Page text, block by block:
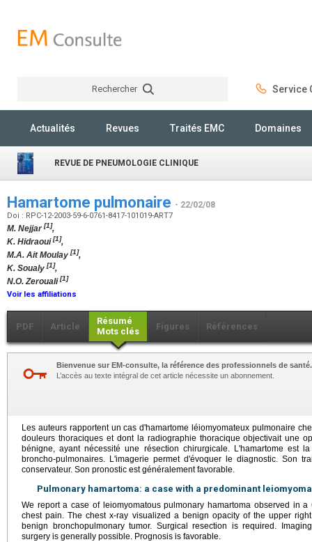
Rechercher Service
Actualités Revues Traités EMC Domaines
REVUE DE PNEUMOLOGIE CLINIQUE
Hamartome pulmonaire - 22/02/08
Doi : RPC-12-2003-59-6-0761-8417-101019-ART7
M. Nejjar[1],
K. Hidraoui[1],
M.A. Ait Moulay [1],
K. Soualy [1],
N.O. Zerouali[1]
Voir les affiliations
PDF Article
Résumé
Mots clés
Figures Références
Bienvenue sur EM-consulte, la référence des professionnels de santé.
L’accès au texte intégral de cet article nécessite un abonnement.
Les auteurs rapportent un cas d'hamartome léiomyomateux pulmonaire
douleurs thoraciques et dont la radiographie thoracique objectivait une
bénigne, ayant nécessité une résection chirurgicale. L'hamartome est
broncho-pulmonaires. L'imagerie permet d'évoquer le diagnostic. Son
conservateur. Son pronostic est généralement favorable.
Pulmonary hamartoma: a case with a predominant
We report a case of leiomyomatous pulmonary hamartoma observed in
chest pain. The chest x-ray visualized a benign opacity of the upper
benign bronchopulmonary tumor. Surgical resection is required.
surgery is generally possible. Prognosis is favorable.